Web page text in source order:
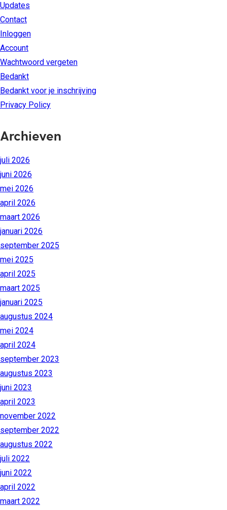
Updates
Contact
Inloggen
Account
Wachtwoord vergeten
Bedankt
Bedankt voor je inschrijving
Privacy Policy
Archieven
juli 2026
juni 2026
mei 2026
april 2026
maart 2026
januari 2026
september 2025
mei 2025
april 2025
maart 2025
januari 2025
augustus 2024
mei 2024
april 2024
september 2023
augustus 2023
juni 2023
april 2023
november 2022
september 2022
augustus 2022
juli 2022
juni 2022
april 2022
maart 2022